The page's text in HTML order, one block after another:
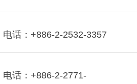
电话：+886-2-2532-3357
电话：+886-2-2771-